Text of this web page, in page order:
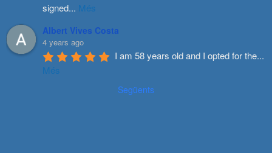
signed... Més
Albert Vives Costa
4 years ago
I am 58 years old and I opted for the...
Més
Següents